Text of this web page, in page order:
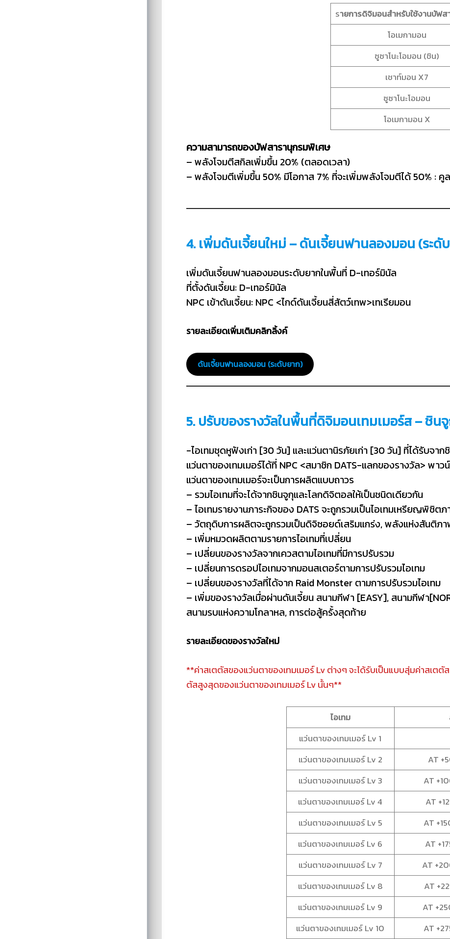
รายการดิจิมอนสำหรับใช้งานบัฟส
โอเมกามอน
ซูซาโนะโอมอน (ชิน)
เชาท์มอน X7
ซูซาโนะโอมอน
โอเมกามอน X
ความสามารถของบัฟสารานุกรมพิเศษ
– พลังโจมตีสกิลเพิ่มขึ้น 20% (ตลอดเวลา)
– พลังโจมตีเพิ่มขึ้น 50% มีโอกาส 7% ที่จะเพิ่มพลังโจมตีได้ 50% : คู
4. เพิ่มดันเจี้ยนใหม่ – ดันเจี้ยนฟานลองมอน (ระดั
เพิ่มดันเจี้ยนฟานลองมอนระดับยากในพื้นที่ D-เทอร์มินัล
ที่ตั้งดันเจี้ยน: D-เทอร์มินัล
NPC เข้าดันเจี้ยน: NPC <ไกด์ดันเจี้ยนสี่สัตว์เทพ>เทเรียมอน
รายละเอียดเพิ่มเติมคลิกลิ้งค์
ดันเจี้ยนฟานลองมอน (ระดับยาก)
5. ปรับของรางวัลในพื้นที่ดิจิมอนเทมเมอร์ส – ชิน
-ไอเทมชุดหูฟังเก่า [30 วัน] และแว่นตานิรภัยเก่า [30 วัน] ที่ได้รับจา
แว่นตาของเทมเมอร์ได้ที่ NPC <สมาชิก DATS-แลกของรางวัล> พา
แว่นตาของเทมเมอร์จะเป็นการผลิตแบบถาวร
– รวมไอเทมที่จะได้จากชินจูกุและโลกดิจิตอลให้เป็นชนิดเดียวกัน
– ไอเทมรายงานภาระกิจของ DATS จะถูกรวมเป็นไอเทมเหรียญพิชิตภ
– วัตถุดิบการผลิตจะถูกรวมเป็นดิจิซอยด์เสริมแกร่ง, พลังแห่งสันติภ
– เพิ่มหมวดผลิตตามรายการไอเทมที่เปลี่ยน
– เปลี่ยนของรางวัลจากเควสตามไอเทมที่มีการปรับรวม
– เปลี่ยนการดรอปไอเทมจากมอนสเตอร์ตามการปรับรวมไอเทม
– เปลี่ยนของรางวัลที่ได้จาก Raid Monster ตามการปรับรวมไอเทม
– เพิ่มของรางวัลเมื่อผ่านดันเจี้ยน สนามกีฬา [EASY], สนามกีฬา
สนามรบแห่งความโกลาหล, การต่อสู้ครั้งสุดท้าย
รายละเอียดของรางวัลใหม่
**ค่าสเตตัสของแว่นตาของเทมเมอร์ Lv ต่างๆ จะได้รับเป็นแบบสุ่มค่าสเตตั
ตัสสูงสุดของแว่นตาของเทมเมอร์ Lv นั้นๆ**
ไอเทม
แว่นตาของเทมเมอร์ Lv 1
แว่นตาของเทมเมอร์ Lv 2
AT
แว่นตาของเทมเมอร์ Lv 3
AT
แว่นตาของเทมเมอร์ Lv 4
AT
แว่นตาของเทมเมอร์ Lv 5
AT
แว่นตาของเทมเมอร์ Lv 6
AT
แว่นตาของเทมเมอร์ Lv 7
AT
แว่นตาของเทมเมอร์ Lv 8
AT
แว่นตาของเทมเมอร์ Lv 9
AT
แว่นตาของเทมเมอร์ Lv 10
AT